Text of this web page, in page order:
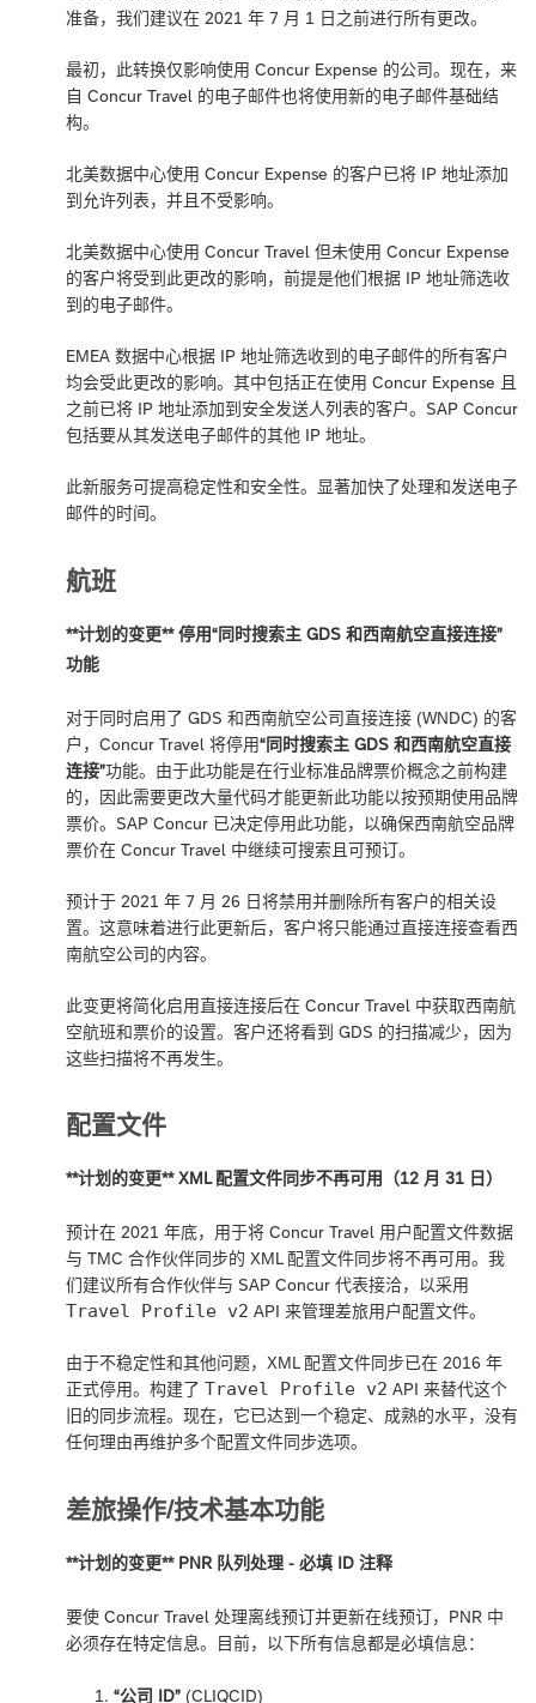
准备，我们建议在 2021 年 7 月 1 日之前进行所有更改。
最初，此转换仅影响使用 Concur Expense 的公司。现在，来
自 Concur Travel 的电子邮件也将使用新的电子邮件基础结
构。
北美数据中心使用 Concur Expense 的客户已将 IP 地址添加
到允许列表，并且不受影响。
北美数据中心使用 Concur Travel 但未使用 Concur Expense
的客户将受到此更改的影响，前提是他们根据 IP 地址筛选收
到的电子邮件。
EMEA 数据中心根据 IP 地址筛选收到的电子邮件的所有客户
均会受此更改的影响。其中包括正在使用 Concur Expense 且
之前已将 IP 地址添加到安全发送人列表的客户。SAP Concur
包括要从其发送电子邮件的其他 IP 地址。
此新服务可提高稳定性和安全性。显著加快了处理和发送电子
邮件的时间。
航班
**计划的变更** 停用“同时搜索主 GDS 和西南航空直接连接”
功能
对于同时启用了 GDS 和西南航空公司直接连接 (WNDC) 的客
户，Concur Travel 将停用“同时搜索主 GDS 和西南航空直接
连接”功能。由于此功能是在行业标准品牌票价概念之前构建
的，因此需要更改大量代码才能更新此功能以按预期使用品牌
票价。SAP Concur 已决定停用此功能，以确保西南航空品牌
票价在 Concur Travel 中继续可搜索且可预订。
预计于 2021 年 7 月 26 日将禁用并删除所有客户的相关设
置。这意味着进行此更新后，客户将只能通过直接连接查看西
南航空公司的内容。
此变更将简化启用直接连接后在 Concur Travel 中获取西南航
空航班和票价的设置。客户还将看到 GDS 的扫描减少，因为
这些扫描将不再发生。
配置文件
**计划的变更** XML 配置文件同步不再可用（12 月 31 日）
预计在 2021 年底，用于将 Concur Travel 用户配置文件数据
与 TMC 合作伙伴同步的 XML 配置文件同步将不再可用。我
们建议所有合作伙伴与 SAP Concur 代表接洽，以采用
Travel Profile v2 API 来管理差旅用户配置文件。
由于不稳定性和其他问题，XML 配置文件同步已在 2016 年
正式停用。构建了 Travel Profile v2 API 来替代这个
旧的同步流程。现在，它已达到一个稳定、成熟的水平，没有
任何理由再维护多个配置文件同步选项。
差旅操作/技术基本功能
**计划的变更** PNR 队列处理 - 必填 ID 注释
要使 Concur Travel 处理离线预订并更新在线预订，PNR 中
必须存在特定信息。目前，以下所有信息都是必填信息：
“公司 ID” (CLIQCID)